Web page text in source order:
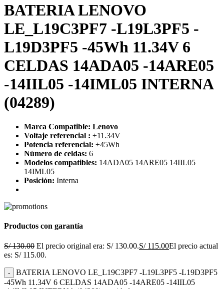
BATERIA LENOVO
LE_L19C3PF7 -L19L3PF5 -
L19D3PF5 -45Wh 11.34V 6
CELDAS 14ADA05 -14ARE05
-14IIL05 -14IML05 INTERNA
(04289)
Marca Compatible: Lenovo
Voltaje referencial : ±11.34V
Potencia referencial: ±45Wh
Número de celdas: 6
Modelos compatibles: 14ADA05 14ARE05 14IIL05
14IML05
Posición: Interna
Productos con garantía
S/130.00 El precio original era: S/ 130.00.S/115.00El precio actual
es: S/ 115.00.
BATERIA LENOVO LE_L19C3PF7 -L19L3PF5 -L19D3PF5
-45Wh 11.34V 6 CELDAS 14ADA05 -14ARE05 -14IIL05